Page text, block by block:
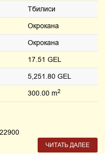
Тбилиси
Окрокана
Окрокана
17.51 GEL
5,251.80 GEL
300.00 m2
ЧИТАТЬ ДАЛЕЕ